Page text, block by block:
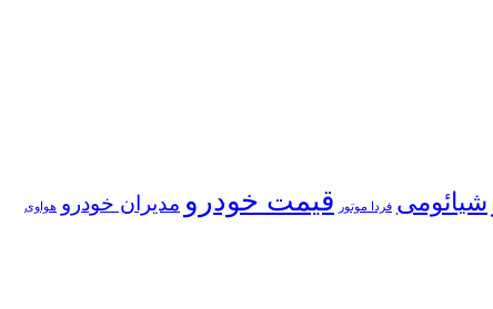
شیائومی فردا موتور قیمت خودرو مدیران خودرو هواوی